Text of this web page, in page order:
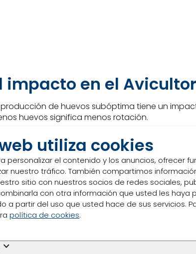
utiliza cookies
personalizar el contenido y los anuncios, ofrecer
nuestro tráfico. También compartimos
sitio con nuestros socios de redes sociales,
con otra información que usted les haya
a partir del uso que usted hace de sus servicios.
política de cookies.
impacto en el Avicultor
producción de huevos subóptima tiene un
huevos significa menos rotación.